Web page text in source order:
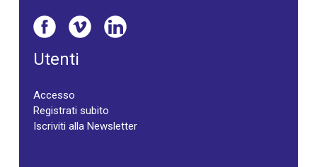
Utenti
Accesso
Registrati subito
Iscriviti alla Newsletter